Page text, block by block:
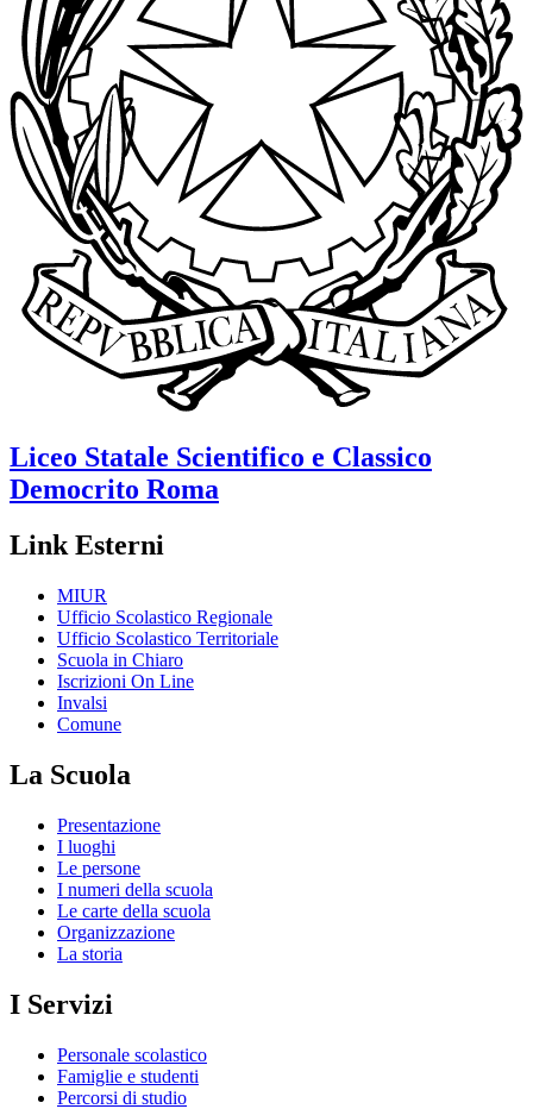
Liceo Statale Scientifico e Classico
Democrito Roma
Link Esterni
MIUR
Ufficio Scolastico Regionale
Ufficio Scolastico Territoriale
Scuola in Chiaro
Iscrizioni On Line
Invalsi
Comune
La Scuola
Presentazione
I luoghi
Le persone
I numeri della scuola
Le carte della scuola
Organizzazione
La storia
I Servizi
Personale scolastico
Famiglie e studenti
Percorsi di studio